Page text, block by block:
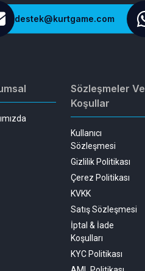
destek@kurtgame.com
Sözleşmeler Ve
Koşullar
Kullanıcı
Sözleşmesi
Gizlilik Politikası
Çerez Politikası
KVKK
Satış Sözleşmesi
İptal & İade
Koşulları
KYC Politikası